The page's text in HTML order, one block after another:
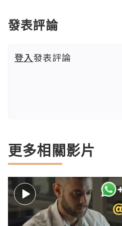
發表評論
登入發表評論
更多相關影片